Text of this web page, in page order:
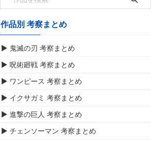
作品別 考察まとめ
▶ 鬼滅の刃 考察まとめ
▶ 呪術廻戦 考察まとめ
▶ ワンピース 考察まとめ
▶ イクサガミ 考察まとめ
▶ 進撃の巨人 考察まとめ
▶ チェンソーマン 考察まとめ